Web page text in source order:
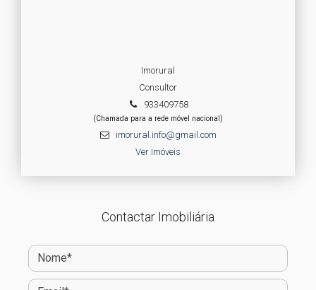
Imorural
Consultor
933409758
(Chamada para a rede móvel nacional)
imorural.info@gmail.com
Ver Imóveis
Contactar Imobiliária